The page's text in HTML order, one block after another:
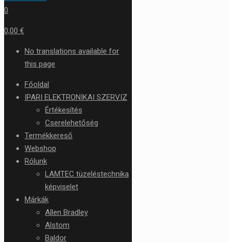
0
0,00 €
No translations available for
this page
Főoldal
IPARI ELEKTRONIKAI SZERVIZ
Értékesítés
Cserelehetőség
Termékkereső
Webshop
Rólunk
LAMTEC tüzeléstechnika
képviselet
Márkák
Allen Bradley
Alstom
Baldor